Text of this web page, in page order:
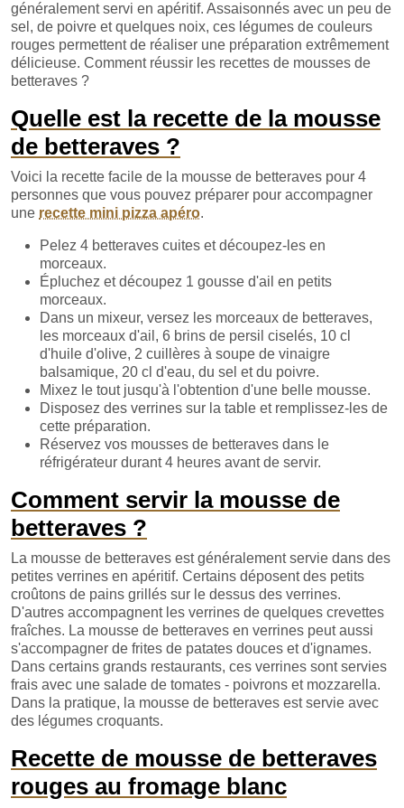
généralement servi en apéritif. Assaisonnés avec un peu de
sel, de poivre et quelques noix, ces légumes de couleurs
rouges permettent de réaliser une préparation extrêmement
délicieuse. Comment réussir les recettes de mousses de
betteraves ?
Quelle est la recette de la mousse
de betteraves ?
Voici la recette facile de la mousse de betteraves pour 4
personnes que vous pouvez préparer pour accompagner
une recette mini pizza apéro.
Pelez 4 betteraves cuites et découpez-les en
morceaux.
Épluchez et découpez 1 gousse d'ail en petits
morceaux.
Dans un mixeur, versez les morceaux de betteraves,
les morceaux d'ail, 6 brins de persil ciselés, 10 cl
d'huile d'olive, 2 cuillères à soupe de vinaigre
balsamique, 20 cl d'eau, du sel et du poivre.
Mixez le tout jusqu'à l'obtention d'une belle mousse.
Disposez des verrines sur la table et remplissez-les de
cette préparation.
Réservez vos mousses de betteraves dans le
réfrigérateur durant 4 heures avant de servir.
Comment servir la mousse de
betteraves ?
La mousse de betteraves est généralement servie dans des
petites verrines en apéritif. Certains déposent des petits
croûtons de pains grillés sur le dessus des verrines.
D'autres accompagnent les verrines de quelques crevettes
fraîches. La mousse de betteraves en verrines peut aussi
s'accompagner de frites de patates douces et d'ignames.
Dans certains grands restaurants, ces verrines sont servies
frais avec une salade de tomates - poivrons et mozzarella.
Dans la pratique, la mousse de betteraves est servie avec
des légumes croquants.
Recette de mousse de betteraves
rouges au fromage blanc